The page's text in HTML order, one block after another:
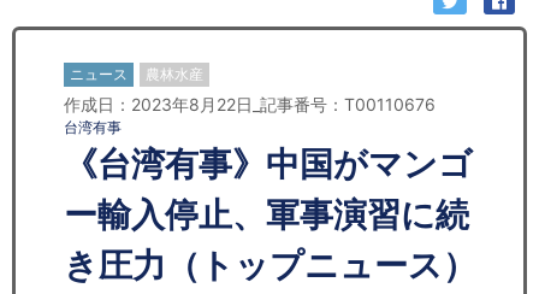
お問い合わせ
日本人にPR
コンサルティング
リサーチ
セミナー
ニュース 農林水産
作成日：2023年8月22日_記事番号：T00110676
台湾有事
《台湾有事》中国がマンゴ
ー輸入停止、軍事演習に続
き圧力（トップニュース）